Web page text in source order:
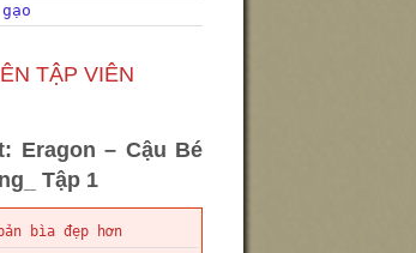
TẬP VIÊN
Eragon – Cậu Bé
Tập 1
bìa đẹp hơn